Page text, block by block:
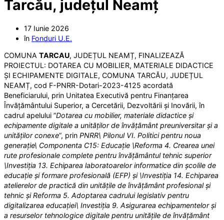
Tarcău, județul Neamț
17 Iunie 2026
în Fonduri U.E.
COMUNA TARCAU, JUDEȚUL NEAMȚ, FINALIZEAZĂ
PROIECTUL: DOTAREA CU MOBILIER, MATERIALE DIDACTICE
ȘI ECHIPAMENTE DIGITALE, COMUNA TARCĂU, JUDEȚUL
NEAMȚ, cod F-PNRR-Dotari-2023-4125 acordată
Beneficiarului, prin Unitatea Executivă pentru Finanțarea
Învățământului Superior, a Cercetării, Dezvoltării și Inovării, în
cadrul apelului ”Dotarea cu mobilier, materiale didactice și
echipamente digitale a unităților de învățământ preuniversitar și a
unităților conexe”, prin PNRR\ Pilonul VI. Politici pentru noua
generație\ Componenta C15: Educație \Reforma 4. Crearea unei
rute profesionale complete pentru învățământul tehnic superior
\Investiția 13. Echiparea laboratoarelor informatice din școlile de
educație și formare profesională (EFP) și \Investiția 14. Echiparea
atelierelor de practică din unitățile de învățământ profesional și
tehnic și Reforma 5. Adoptarea cadrului legislativ pentru
digitalizarea educației\ Investiția 9. Asigurarea echipamentelor și
a resurselor tehnologice digitale pentru unitățile de învățământ